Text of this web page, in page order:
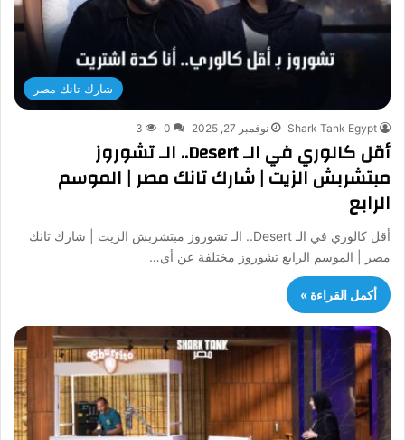
شارك تانك مصر
Shark Tank Egypt نوفمبر 27, 2025 0
3
أقل كالوري في الـ Desert.. الـ تشوروز
مبتشربش الزيت | شارك تانك مصر | الموسم
الرابع
أقل كالوري في الـ Desert.. الـ تشوروز مبتشربش الزيت | شارك تانك
مصر | الموسم الرابع تشوروز مختلفة عن أي…
أكمل القراءة »